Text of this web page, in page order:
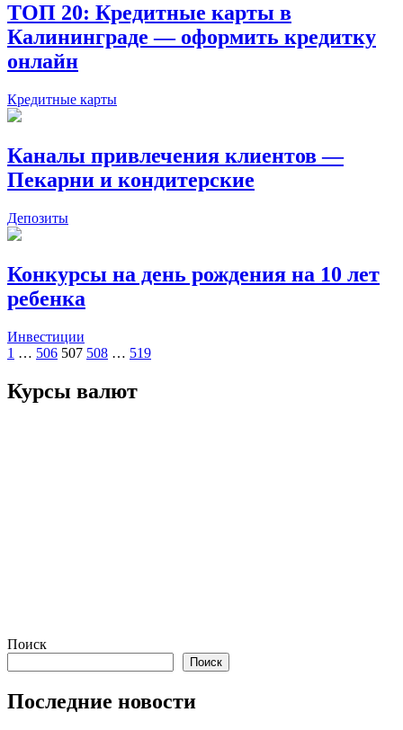
ТОП 20: Кредитные карты в
Калининграде — оформить кредитку
онлайн
Кредитные карты
Каналы привлечения клиентов —
Пекарни и кондитерские
Депозиты
Конкурсы на день рождения на 10 лет
ребенка
Инвестиции
Пагинация
записей
1 … 506 507 508 … 519
Курсы валют
Поиск
Поиск
Последние новости